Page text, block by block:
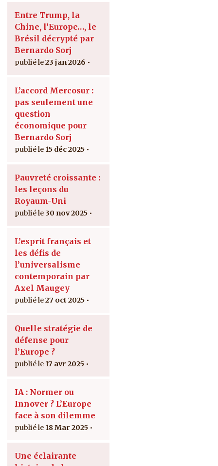
Entre Trump, la
Chine, l’Europe…, le
Brésil décrypté par
Bernardo Sorj
23 jan 2026
L’accord Mercosur :
pas seulement une
question
économique pour
Bernardo Sorj
15 déc 2025
Pauvreté croissante :
les leçons du
Royaum-Uni
30 nov 2025
L’esprit français et
les défis de
l’universalisme
contemporain par
Axel Maugey
27 oct 2025
Quelle stratégie de
défense pour
l’Europe ?
17 avr 2025
IA : Normer ou
Innover ? L’Europe
face à son dilemme
18 Mar 2025
Une éclairante